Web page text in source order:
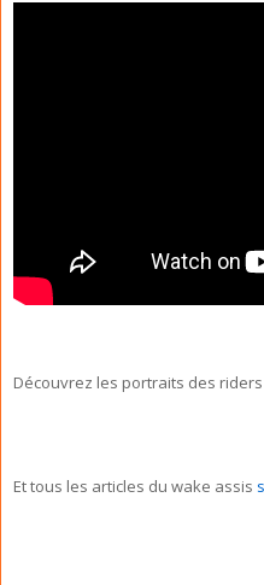
Découvrez les portraits des
Et tous les articles du wake assis